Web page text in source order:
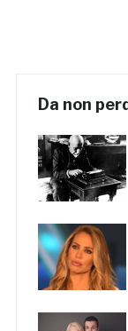
Da non